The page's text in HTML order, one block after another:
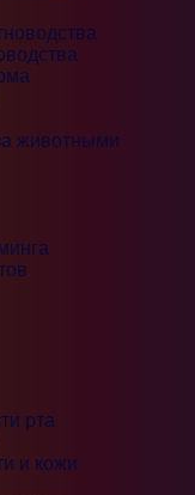
животными
рта
и кожи